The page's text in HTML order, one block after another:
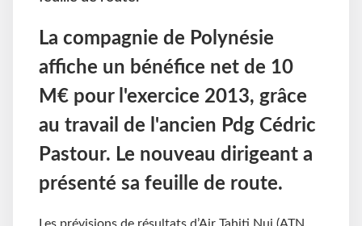
La compagnie de Polynésie
affiche un bénéfice net de 10
M€ pour l'exercice 2013, grâce
au travail de l'ancien Pdg Cédric
Pastour. Le nouveau dirigeant a
présenté sa feuille de route.